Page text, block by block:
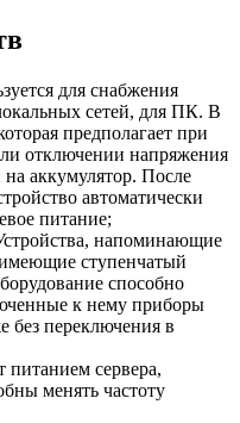
для снабжения
сетей, для ПК. В
предполагает при
отключении напряжения
аккумулятор. После
автоматически
питание;
напоминающие
ступенчатый
способно
к нему приборы
без переключения в
сервера,
менять частоту